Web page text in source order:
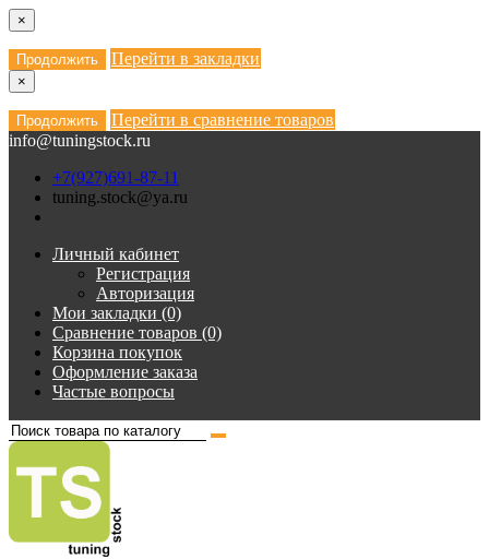
×
Продолжить Перейти в закладки
×
Продолжить
Перейти в сравнение товаров
info@tuningstock.ru
+7(927)691-87-11
tuning.stock@ya.ru
Личный кабинет
Регистрация
Авторизация
Мои закладки (0)
Сравнение товаров (0)
Корзина покупок
Оформление заказа
Частые вопросы